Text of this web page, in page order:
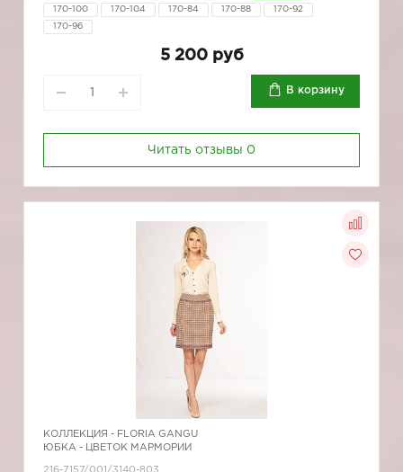
170-100 170-104 170-84 170-88 170-92
170-96
5 200 руб
В корзину
Читать отзывы 0
КОЛЛЕКЦИЯ - FLORIA GANGU
ЮБКА - ЦВЕТОК МАРМОРИИ
216-7157/001/3140-803